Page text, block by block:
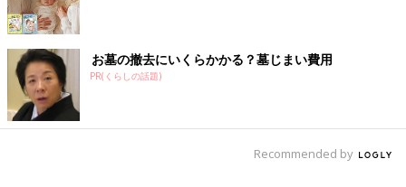
丸穴は大きさによって出る量が変わります。
クロスカット
スリーカット
も出る量の調節が可能。
哺乳びんの消毒方法とそのグッズの種類は?
お墓の撤去にいくらかかる？墓じまい費用
PR(くらしの話題)
Recommended by